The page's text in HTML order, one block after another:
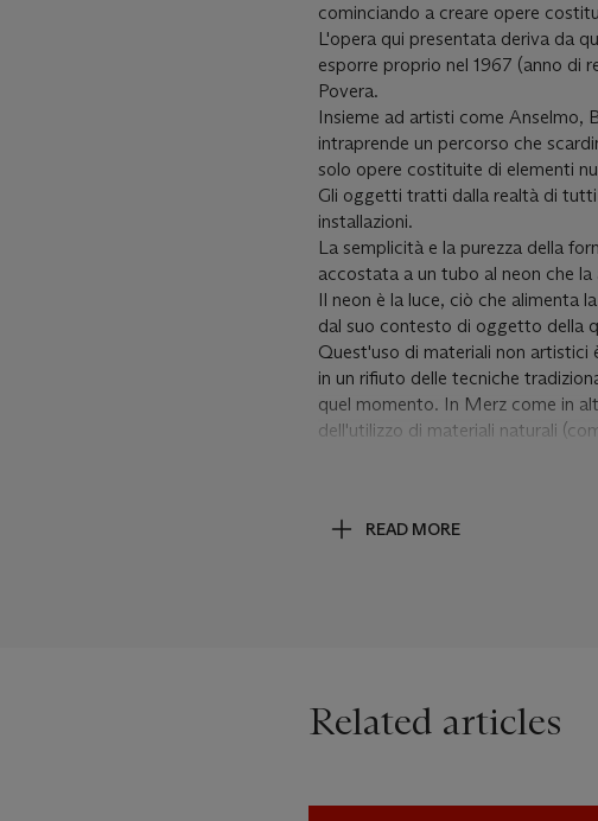
cominciando a creare opere
L'opera qui presentata deriva da
esporre proprio nel 1967 (anno di
Povera.
Insieme ad artisti come Anselmo,
intraprende un percorso che
solo opere costituite di elementi
Gli oggetti tratti dalla realtà di
installazioni.
La semplicità e la purezza della
accostata a un tubo al neon che
Il neon è la luce, ciò che alimenta
dal suo contesto di oggetto della
Quest'uso di materiali non artistici
in un rifiuto delle tecniche
quel momento. In Merz come in
dell'utilizzo di materiali naturali
Il morsetto, i cavi a vista e
READ MORE
Related articles